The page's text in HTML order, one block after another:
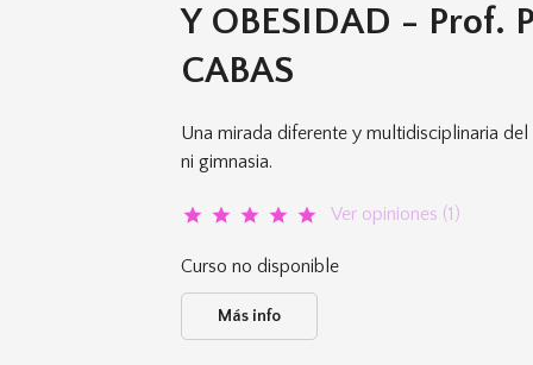
Y OBESIDAD - Prof.
CABAS
Una mirada diferente y multidisciplinaria
ni gimnasia.
star star star star star Ver opiniones (1)
Curso no disponible
Más info